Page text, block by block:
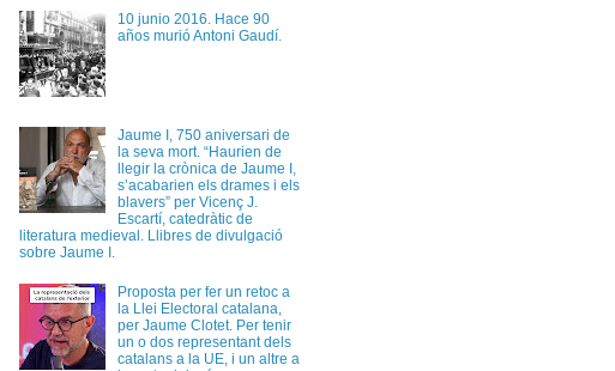
10 junio 2016. Hace 90
años murió Antoni Gaudí.
Jaume I, 750 aniversari de
la seva mort. “Haurien de
llegir la crònica de Jaume I,
s’acabarien els drames i els
blavers” per Vicenç J.
Escartí, catedràtic de
literatura medieval. Llibres de divulgació
sobre Jaume I.
Proposta per fer un retoc a
la Llei Electoral catalana,
per Jaume Clotet. Per tenir
un o dos representant dels
catalans a la UE, i un altre a